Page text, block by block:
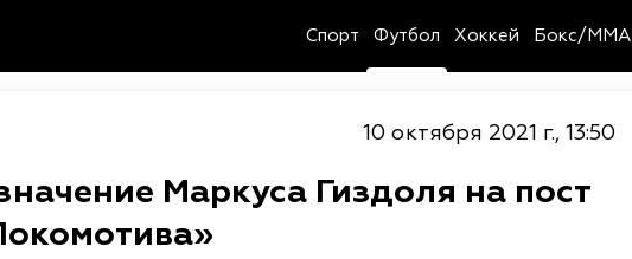
Спорт Футбол Хоккей Бокс/MMA
10 октября 2021 г., 13:50
Маркуса Гиздоля на пост